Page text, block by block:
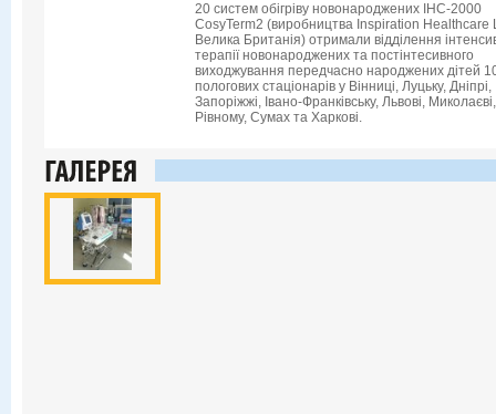
20 систем обігріву новонароджених IHC-2000
CosyTerm2 (виробництва Inspiration Healthcare
Велика Британія) отримали відділення
терапії новонароджених та постінтесивного
виходжування передчасно народжених дітей
пологових стаціонарів у Вінниці, Луцьку, Дніпрі,
Запоріжжі, Івано-Франківську, Львові, Миколаєві,
Рівному, Сумах та Харкові.